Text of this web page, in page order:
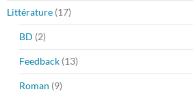
Littérature (17)
BD (2)
Feedback (13)
Roman (9)